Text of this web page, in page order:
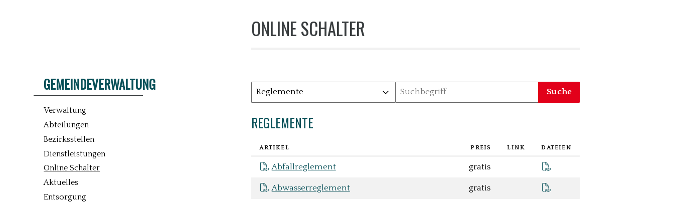
ONLINE SCHALTER
Rubrik auswählen
Produktsuche
Suche
REGLEMENTE
REGLEMENTE
ARTIKEL PREIS LINK DATEIEN
Abfallreglement gratis
Abwasserreglement gratis
GEMEINDEVERWALTUNG
Verwaltung
Abteilungen
Bezirksstellen
Dienstleistungen
Online Schalter
Aktuelles
Entsorgung